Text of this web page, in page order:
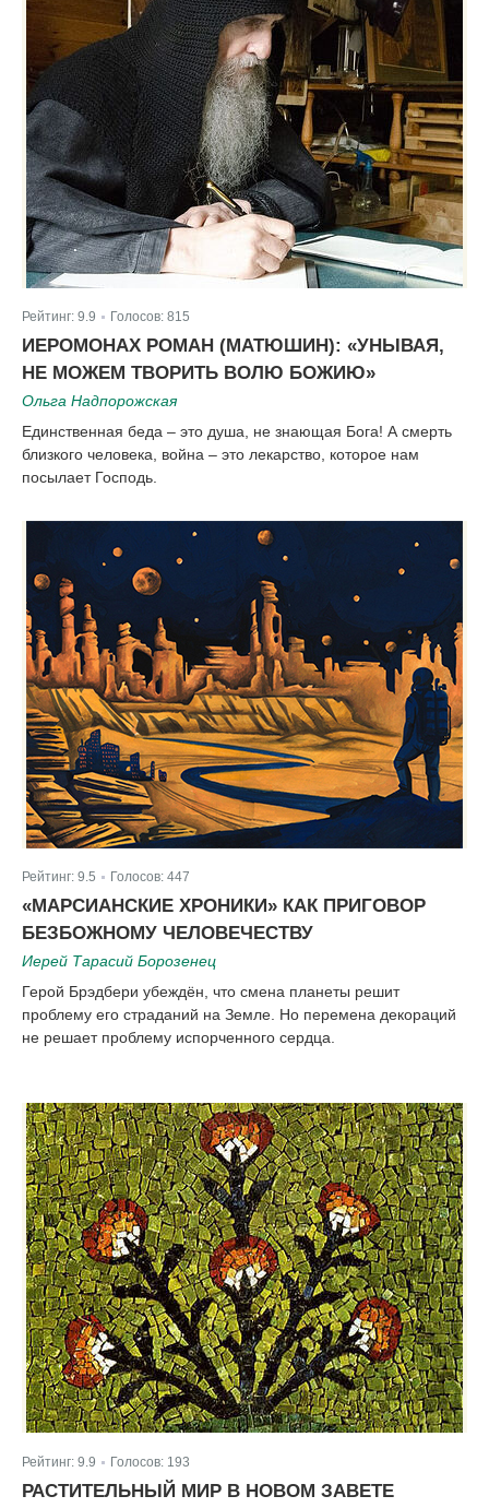
Рейтинг: 9.9 Голосов: 815
ИЕРОМОНАХ РОМАН (МАТЮШИН): «УНЫВАЯ,
НЕ МОЖЕМ ТВОРИТЬ ВОЛЮ БОЖИЮ»
Ольга Надпорожская
Единственная беда – это душа, не знающая Бога! А смерть
близкого человека, война – это лекарство, которое нам
посылает Господь.
Рейтинг: 9.5 Голосов: 447
«МАРСИАНСКИЕ ХРОНИКИ» КАК ПРИГОВОР
БЕЗБОЖНОМУ ЧЕЛОВЕЧЕСТВУ
Иерей Тарасий Борозенец
Герой Брэдбери убеждён, что смена планеты решит
проблему его страданий на Земле. Но перемена декораций
не решает проблему испорченного сердца.
Рейтинг: 9.9 Голосов: 193
РАСТИТЕЛЬНЫЙ МИР В НОВОМ ЗАВЕТЕ